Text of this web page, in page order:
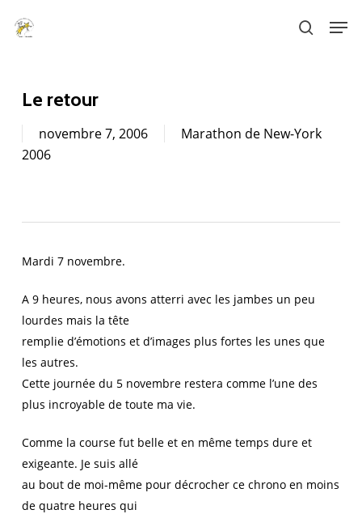
search
Le retour
novembre 7, 2006
Marathon de New-York
2006
Mardi 7 novembre.
A 9 heures, nous avons atterri avec les jambes un peu
lourdes mais la tête
remplie d’émotions et d’images plus fortes les unes que
les autres.
Cette journée du 5 novembre restera comme l’une des
plus incroyable de toute ma vie.
Comme la course fut belle et en même temps dure et
exigeante. Je suis allé
au bout de moi-même pour décrocher ce chrono en moins
de quatre heures qui